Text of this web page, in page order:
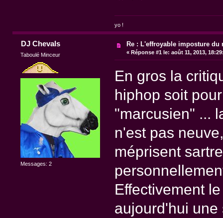
yo !
DJ Chevals
Taboulé Minceur
Messages: 2
Re : L'effroyable imposture du
«Réponse #1 le: août 11, 2013,
En gros la
hiphop soit
"marcusien" ...
n'est pas
méprisent
Effectivement
aujourd'hui une